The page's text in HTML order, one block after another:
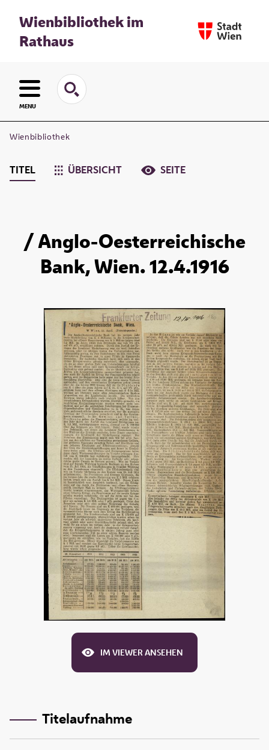
Wienbibliothek im
Rathaus
MENU
Wienbibliothek
TITEL ÜBERSICHT SEITE
/ Anglo-Oesterreichische
Bank, Wien. 12.4.1916
IM VIEWER ANSEHEN
Titelaufnahme